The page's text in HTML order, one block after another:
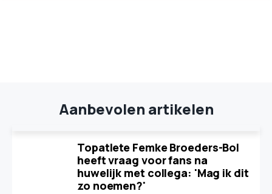
Aanbevolen artikelen
Topatlete Femke Broeders-Bol
heeft vraag voor fans na
huwelijk met collega: 'Mag ik dit
zo noemen?'